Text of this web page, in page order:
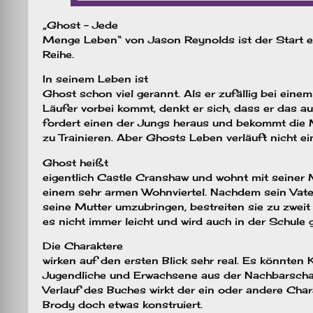
„Ghost – Jede
Menge Leben“ von Jason Reynolds ist der Start
Reihe.
In seinem Leben ist
Ghost schon viel gerannt. Als er zufällig bei
Läufer vorbei kommt, denkt er sich, dass er das
fordert einen der Jungs heraus und bekommt die
zu Trainieren. Aber Ghosts Leben verläuft nicht
Ghost heißt
eigentlich Castle Cranshaw und wohnt mit seiner
einem sehr armen Wohnviertel. Nachdem sein
seine Mutter umzubringen, bestreiten sie zu
es nicht immer leicht und wird auch in der Schule
Die Charaktere
wirken auf den ersten Blick sehr real. Es könnten
Jugendliche und Erwachsene aus der
Verlauf des Buches wirkt der ein oder andere
Brody doch etwas konstruiert.